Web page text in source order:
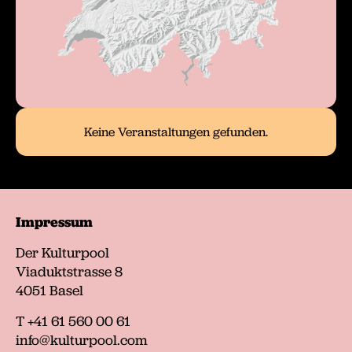
Impressum
Der Kulturpool
Viaduktstrasse 8
4051 Basel
T +41 61 560 00 61
info@kulturpool.com